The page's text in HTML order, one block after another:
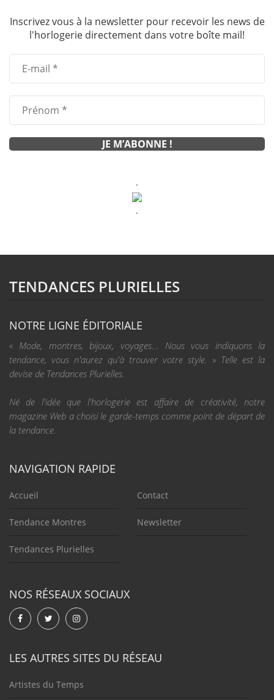
Inscrivez vous à la newsletter pour recevoir les news de
l'horlogerie directement dans votre boîte mail!
.
.
TENDANCES PLURIELLES
NOTRE LIGNE ÉDITORIALE
« Mode, montres, bijoux, voyages... Nous vous indiquons la
tendance, vous n'aurez qu'à trouver votre style. » Telle est la
devise de Tendances Plurielles.
Né de l'idée que l'horlogerie est affaire de créativité, notre
magazine Web a choisi le garde-temps comme point de départ de
la tendance.
NAVIGATION RAPIDE
Accueil
Tendance Montres
Tendances Plurielles
Contact
Newsletter
NOS RÉSEAUX SOCIAUX
LES AUTRES SITES DU RÉSEAU
Artistes du Temps